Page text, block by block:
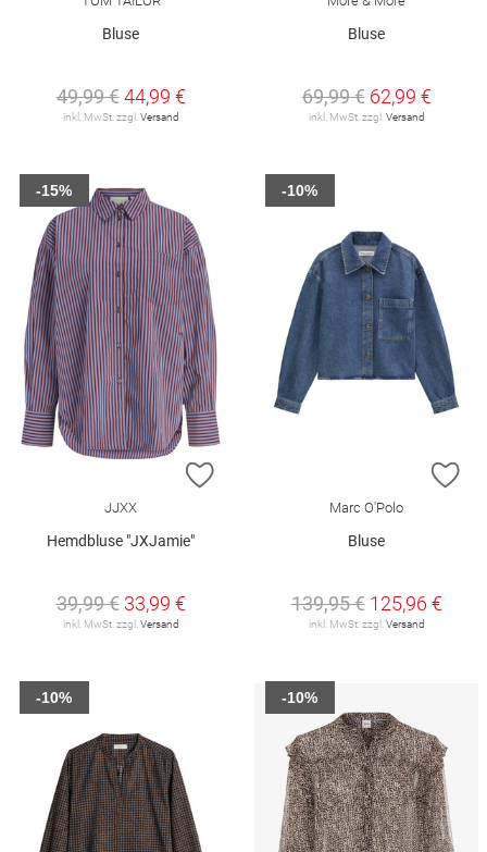
Bluse
49,99 € 44,99 €
inkl. MwSt. zzgl.Versand
Bluse
69,99 € 62,99 €
inkl. MwSt. zzgl.Versand
ZUR WUNSCHLISTE HINZUFÜGEN
JJXX
Hemdbluse "JXJamie"
39,99 € 33,99 €
inkl. MwSt. zzgl. Versand
-15%
Marc O'Polo
Bluse
139,95 € 125,96 €
inkl. MwSt. zzgl. Versand
-10%
-10% -10%